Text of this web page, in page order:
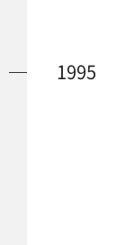
1995